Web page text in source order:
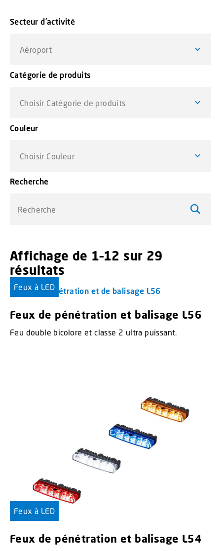
Secteur d’activité
Aéroport
Catégorie de produits
Choisir Catégorie de produits
Couleur
Choisir Couleur
Recherche
Affichage de 1–12 sur 29
résultats
Feux à LED
Feux de pénétration et balisage L56
Feu double bicolore et classe 2 ultra puissant.
Feux à LED
Feux de pénétration et balisage L54